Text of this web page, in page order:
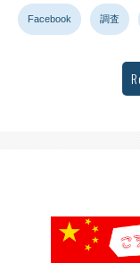
Facebook 調査